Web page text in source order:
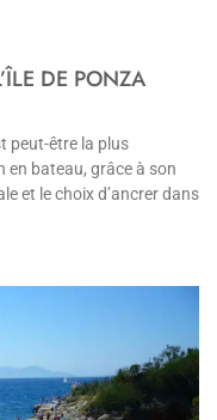
DE PONZA
peut-être la plus
en bateau, grâce à son
et le choix d’ancrer dans